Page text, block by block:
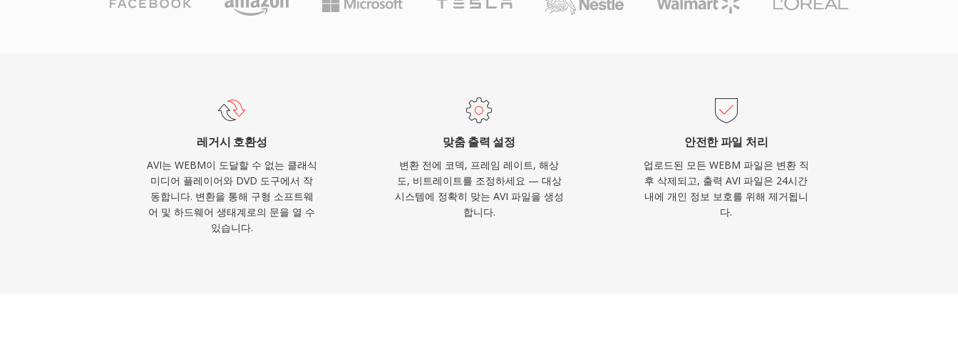
고 처리할 수 있다는 것입니다. AVI는 또한 다중 오디오 스트림을 지원
다. OpenDML 확장(AVI 2.0)은 원래 한계를 초과하는 파일을 허용하
여 크기 제한 문제를 해결했습니다. 수십 년의 역사에도 불구하고, AVI
는 가장 보편적으로 인정받는 멀티미디어 형식 중 하나로 남아 있으
며, 모든 주요 운영체제의 미디어 플레이어와 편집 도구에서 여전히
폭넓게 지원됩니다.
레거시 호환성
AVI는 WEBM이 도달할 수 없는 클래식
미디어 플레이어와 DVD 도구에서 작
동합니다. 변환을 통해 구형 소프트웨
어 및 하드웨어 생태계로의 문을 열 수
있습니다.
맞춤 출력 설정
변환 전에 코덱, 프레임 레이트, 해상
도, 비트레이트를 조정하세요 — 대상
시스템에 정확히 맞는 AVI 파일을 생성
합니다.
안전한 파일 처리
업로드된 모든 WEBM 파일은 변환 직
후 삭제되고, 출력 AVI 파일은 24시간
내에 개인 정보 보호를 위해 제거됩니
다.